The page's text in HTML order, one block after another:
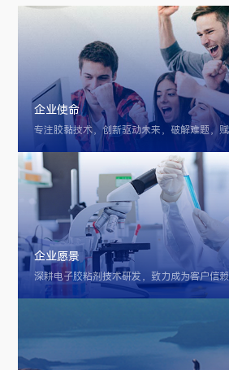
企业使命
专注胶黏技术，创新驱动未来，破解难题，赋
企业愿景
深耕电子胶粘剂技术研发，致力成为客户信